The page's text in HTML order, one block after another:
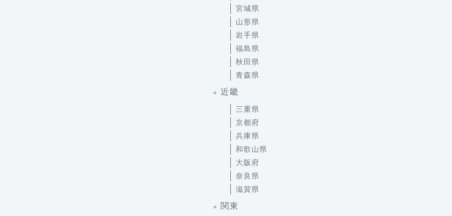
宮城県
山形県
岩手県
福島県
秋田県
青森県
近畿
三重県
京都府
兵庫県
和歌山県
大阪府
奈良県
滋賀県
関東